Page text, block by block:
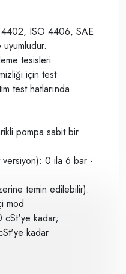
4402, ISO 4406, SAE
tesisleri
için test
test hatlarında
pompa sabit bir
versiyon): 0 ila 6 bar -
temin edilebilir):
mod
cSt'ye kadar;
kadar